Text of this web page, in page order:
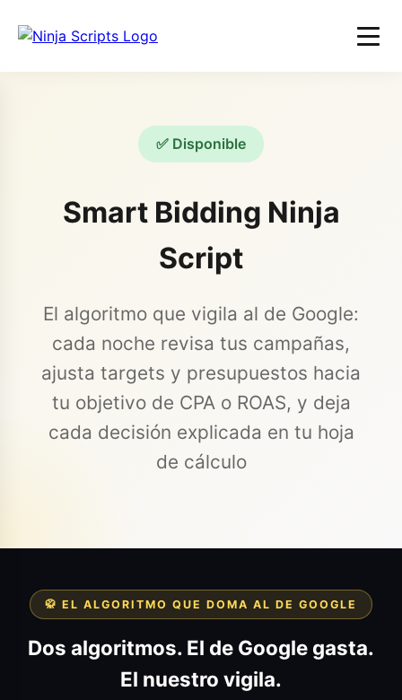
✅ Disponible
Smart Bidding Ninja
Script
El algoritmo que vigila al de Google:
cada noche revisa tus campañas,
ajusta targets y presupuestos hacia
tu objetivo de CPA o ROAS, y deja
cada decisión explicada en tu hoja
de cálculo
🥋 EL ALGORITMO QUE DOMA AL DE GOOGLE
Dos algoritmos. El de Google gasta.
El nuestro vigila.